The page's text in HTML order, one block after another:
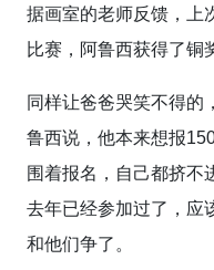
据画室的老师反馈，上
比赛，阿鲁西获得了铜
同样让爸爸哭笑不得的
鲁西说，他本来想报
围着报名，自己都挤不
去年已经参加过了，应
和他们争了。